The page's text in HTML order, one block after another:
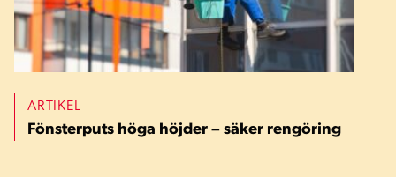
ARTIKEL
Fönsterputs höga höjder – säker rengöring